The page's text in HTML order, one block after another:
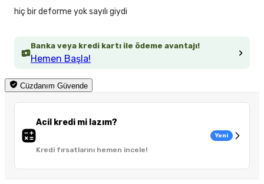
Banka veya kredi kartı ile ödeme avantajı!
Hemen Başla!
Cüzdanım Güvende
Acil kredi mi lazım?
Kredi fırsatlarını hemen incele!
Yeni
hiç bir deforme yok sayılı giydi